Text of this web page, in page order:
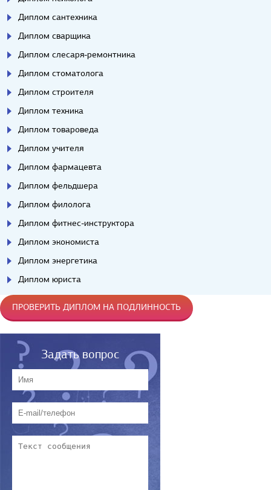
Диплом сантехника
Диплом сварщика
Диплом слесаря-ремонтника
Диплом стоматолога
Диплом строителя
Диплом техника
Диплом товароведа
Диплом учителя
Диплом фармацевта
Диплом фельдшера
Диплом филолога
Диплом фитнес-инструктора
Диплом экономиста
Диплом энергетика
Диплом юриста
ПРОВЕРИТЬ ДИПЛОМ НА ПОДЛИННОСТЬ
Задать вопрос